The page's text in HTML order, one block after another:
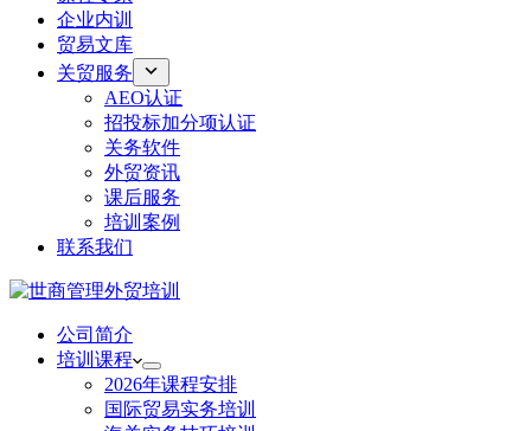
企业内训
贸易文库
关贸服务
AEO认证
招投标加分项认证
关务软件
外贸资讯
课后服务
培训案例
联系我们
公司简介
培训课程
2026年课程安排
国际贸易实务培训